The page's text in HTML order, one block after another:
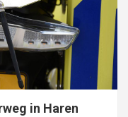
in Haren